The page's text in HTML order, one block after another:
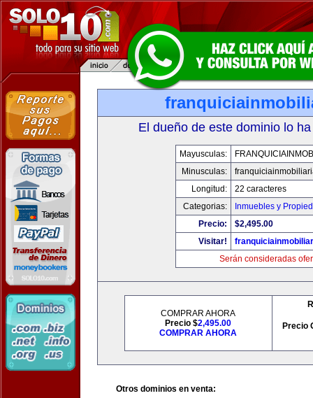
El dueño de este dominio lo
Mayusculas:
Minusculas:
Longitud:
22 caracteres
Categorias:
Inmuebles y
Precio:
$2,495.00
Visitar!
Serán consideradas
COMPRAR AHORA
Precio $2,495.00
COMPRAR AHORA
Precio
Otros dominios en venta: